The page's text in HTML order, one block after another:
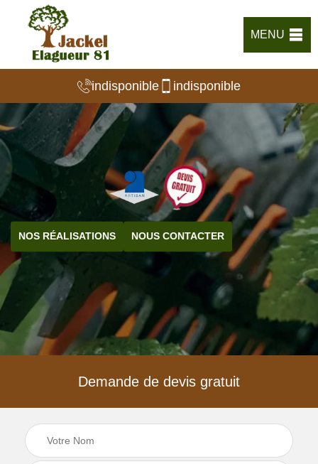
MENU
indisponible indisponible
NOS RÉALISATIONS NOUS CONTACTER
Demande de devis gratuit